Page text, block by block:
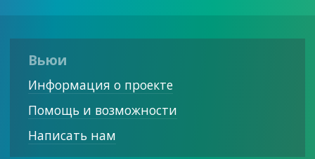
Вьюи
Информация о проекте
Помощь и возможности
Написать нам